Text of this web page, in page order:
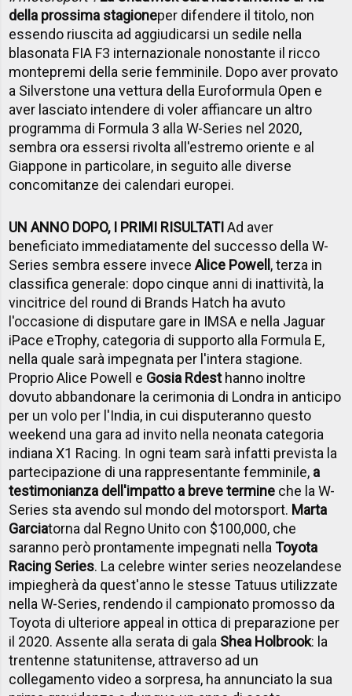
della prossima stagioneper difendere il titolo, non
essendo riuscita ad aggiudicarsi un sedile nella
blasonata FIA F3 internazionale nonostante il ricco
montepremi della serie femminile. Dopo aver provato
a Silverstone una vettura della Euroformula Open e
aver lasciato intendere di voler affiancare un altro
programma di Formula 3 alla W-Series nel 2020,
sembra ora essersi rivolta all'estremo oriente e al
Giappone in particolare, in seguito alle diverse
concomitanze dei calendari europei.
UN ANNO DOPO, I PRIMI RISULTATIAd aver
beneficiato immediatamente del successo della W-
Series sembra essere inveceAlice Powell, terza in
classifica generale: dopo cinque anni di inattività, la
vincitrice del round di Brands Hatch ha avuto
l'occasione di disputare gare in IMSA e nella Jaguar
iPace eTrophy, categoria di supporto alla Formula E,
nella quale sarà impegnata per l'intera stagione.
Proprio Alice Powell e Gosia Rdesthanno inoltre
dovuto abbandonare la cerimonia di Londra in anticipo
per un volo per l'India, in cui disputeranno questo
weekend una gara ad invito nella neonata categoria
indiana X1 Racing. In ogni team sarà infatti prevista la
partecipazione di una rappresentante femminile, a
testimonianza dell'impatto a breve termine che la W-
Series sta avendo sul mondo del motorsport. Marta
Garciatorna dal Regno Unito con $100,000, che
saranno però prontamente impegnati nellaToyota
Racing Series. La celebre winter series neozelandese
impiegherà da quest'anno le stesse Tatuus utilizzate
nella W-Series, rendendo il campionato promosso da
Toyota di ulteriore appeal in ottica di preparazione per
il 2020.Assente alla serata di gala Shea Holbrook: la
trentenne statunitense, attraverso ad un
collegamento video a sorpresa, ha annunciato la sua